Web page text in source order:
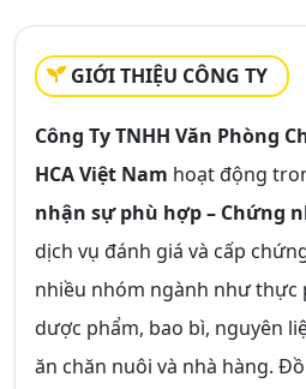
GIỚI THIỆU CÔNG TY
Công Ty TNHH Văn Phòng
HCA Việt Nam hoạt động
nhận sự phù hợp – Chứng
dịch vụ đánh giá và cấp
nhiều nhóm ngành như thực
dược phẩm, bao bì, nguyên
ăn chăn nuôi và nhà hàng.